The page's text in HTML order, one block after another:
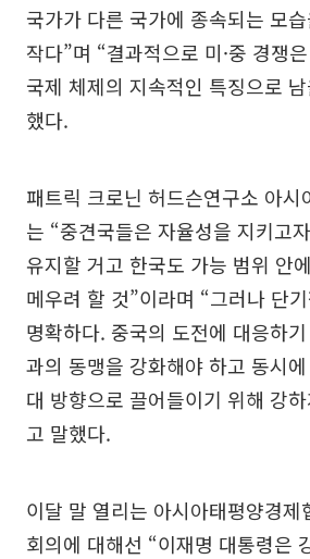
국가가 다른 국가에 종속되는 모
작다”며 “결과적으로 미·중 경쟁
국제 체제의 지속적인 특징으로
했다.
패트릭 크로닌 허드슨연구소 아시
는 “중견국들은 자율성을 지키고
유지할 거고 한국도 가능 범위 안
메우려 할 것”이라며 “그러나 단
명확하다. 중국의 도전에 대응하
과의 동맹을 강화해야 하고 동시
대 방향으로 끌어들이기 위해 강
고 말했다.
이달 말 열리는 아시아태평양경제
회의에 대해선 “이재명 대통령은